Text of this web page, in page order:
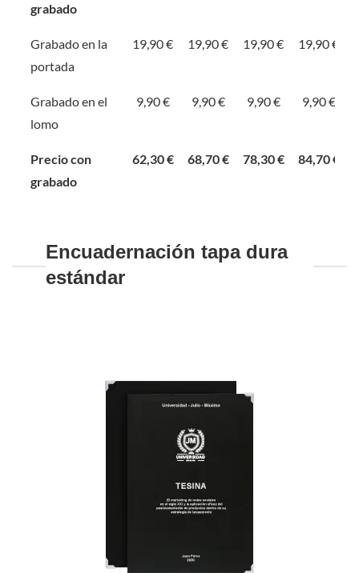
grabado
Grabado en la
portada
19,90 € 19,90 € 19,90 € 19,90 €
Grabado en el
lomo
9,90 € 9,90 € 9,90 € 9,90 €
Precio con
grabado
62,30 € 68,70 € 78,30 € 84,70 €
Encuadernación tapa dura
estándar